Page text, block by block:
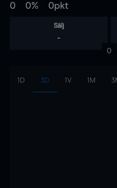
0 0% 0pkt
Sälj
-
0
1D 3D 1V 1M